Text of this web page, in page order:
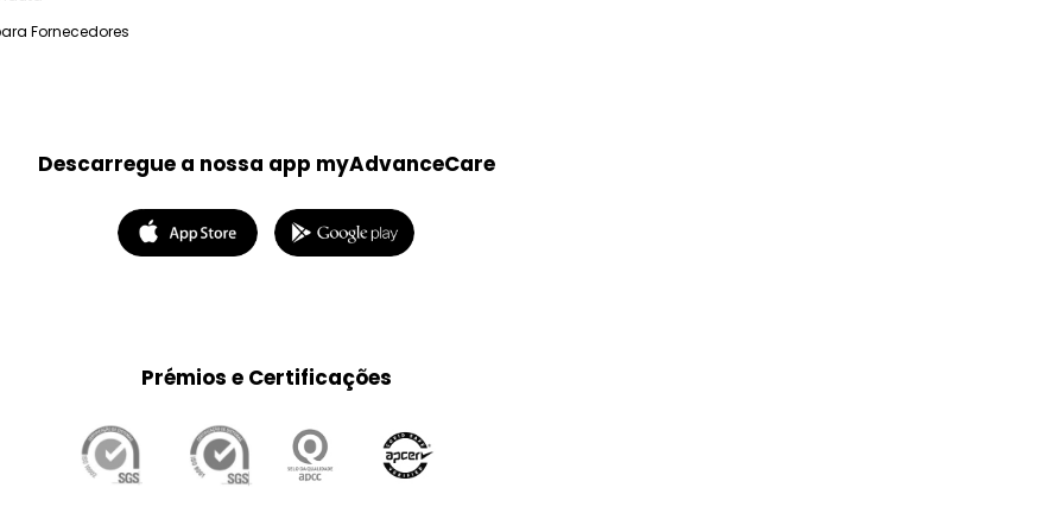
Fornecedores
Descarregue a nossa app myAdvanceCare
Prémios e Certificações